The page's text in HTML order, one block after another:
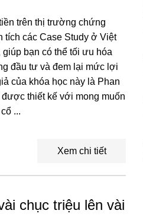
trên thị trường chứng
tích các Case Study ở Việt
bạn có thể tối ưu hóa
đầu tư và đem lại mức lợi
của khóa học này là Phan
thiết kế với mong muốn
...
Xem chi tiết
chục triệu lên vài